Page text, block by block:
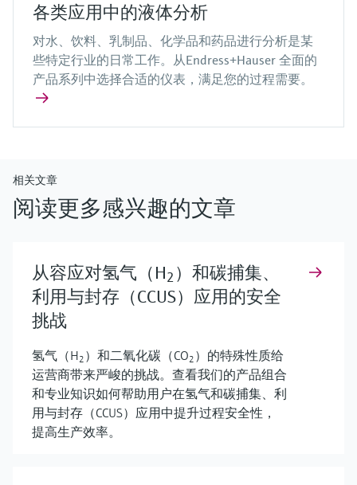
各类应用中的液体分析
对水、饮料、乳制品、化学品和药品进行分析是某
些特定行业的日常工作。从Endress+Hauser 全面的
产品系列中选择合适的仪表，满足您的过程需要。
相关文章
阅读更多感兴趣的文章
从容应对氢气（H2）和碳捕集、
利用与封存（CCUS）应用的安全
挑战
氢气（H2 ）和二氧化碳（CO2 ）的特殊性质给
运营商带来严峻的挑战。查看我们的产品组合
和专业知识如何帮助用户在氢气和碳捕集、利
用与封存（CCUS）应用中提升过程安全性，
提高生产效率。